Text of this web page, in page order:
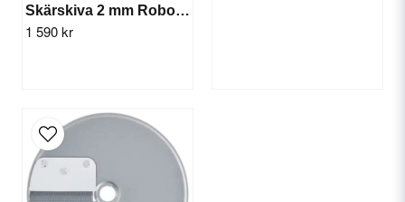
Skärskiva 2 mm Robot Coupe
1 590 kr